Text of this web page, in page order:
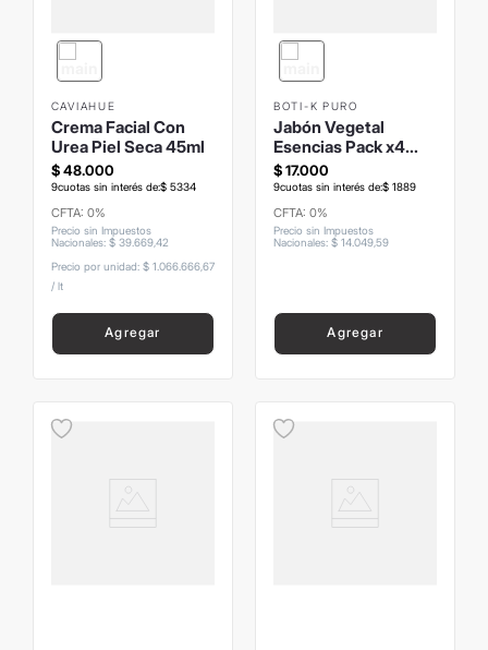
CAVIAHUE
Crema Facial Con
Urea Piel Seca 45ml
$ 48.000
9cuotas sin interés de:$ 5334
CFTA: 0%
Precio sin Impuestos
Nacionales: $ 39.669,42
Precio por unidad: $ 1.066.666,67
/ lt
Agregar
BOTI-K PURO
Jabón Vegetal
Esencias Pack x4
22grs
$17.000
9cuotas sin interés de:$ 1889
CFTA: 0%
Precio sin Impuestos
Nacionales: $ 1404959
Agregar